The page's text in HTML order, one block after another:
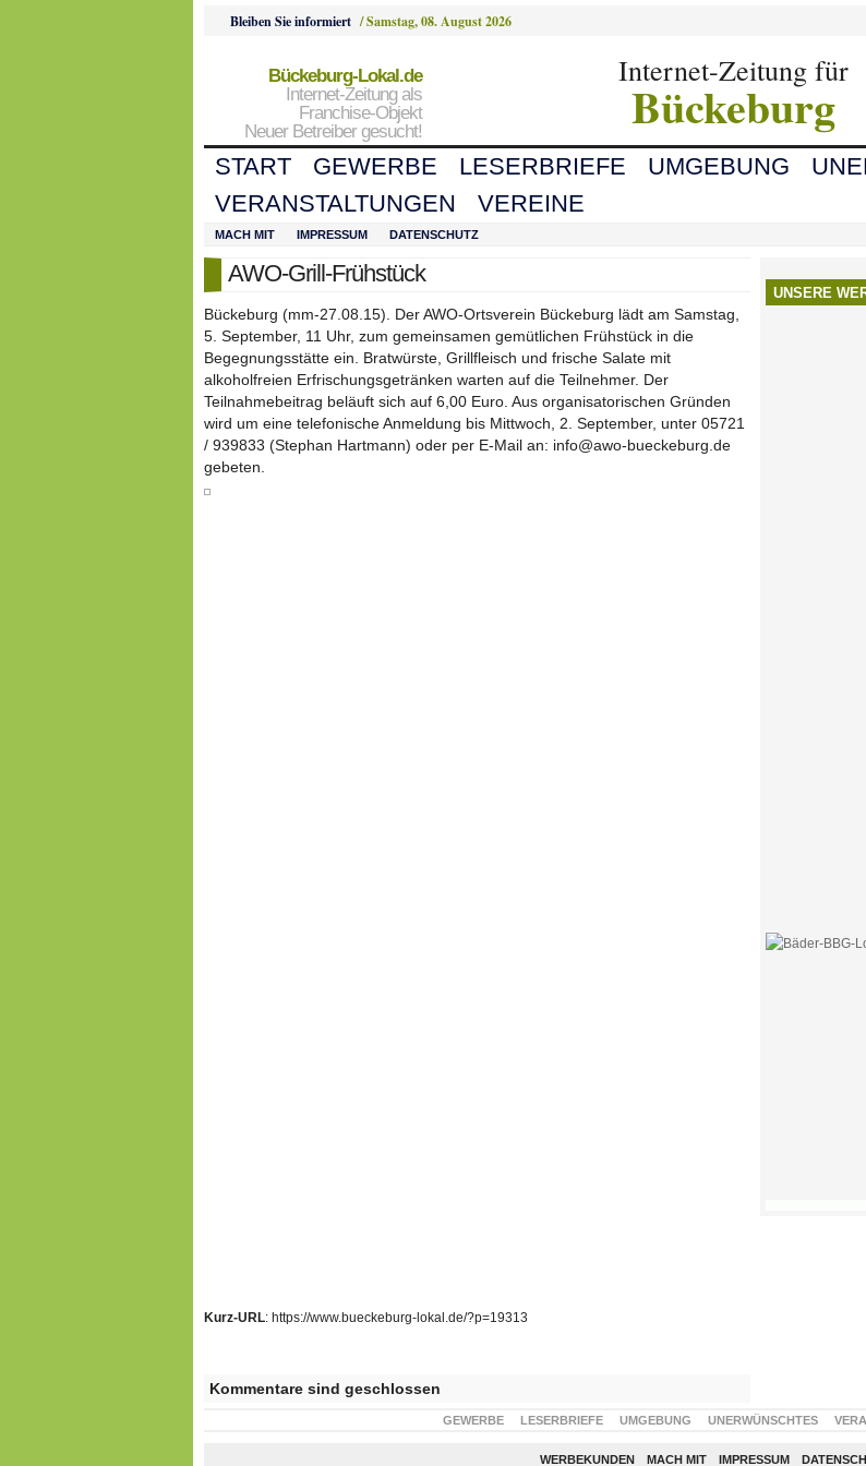
Bleiben Sie informiert /Samstag, 08. August 2026
Bückeburg-Lokal.de
Internet-Zeitung als
Franchise-Objekt
Neuer Betreiber gesucht!
Internet-Zeitung für
Bückeburg
START GEWERBE LESERBRIEFE UMGEBUNG
VERANSTALTUNGEN
VEREINE
MACH MIT IMPRESSUM DATENSCHUTZ
AWO-Grill-Frühstück
Bückeburg (mm-27.08.15). Der AWO-Ortsverein Bückeburg lädt am Samstag,
5. September, 11 Uhr, zum gemeinsamen gemütlichen Frühstück in die
Begegnungsstätte ein. Bratwürste, Grillfleisch und frische Salate mit
alkoholfreien Erfrischungsgetränken warten auf die Teilnehmer. Der
Teilnahmebeitrag beläuft sich auf 6,00 Euro. Aus organisatorischen Gründen
wird um eine telefonische Anmeldung bis Mittwoch, 2. September, unter 05721
/ 939833 (Stephan Hartmann) oder per E-Mail an: info@awo-bueckeburg.de
gebeten.
Kurz-URL: https://www.bueckeburg-lokal.de/?p=19313
Kommentare sind geschlossen
UNSERE
GEWERBE LESERBRIEFE UMGEBUNG UNERWÜNSCHTES
WERBEKUNDEN MACH MIT IMPRESSUM